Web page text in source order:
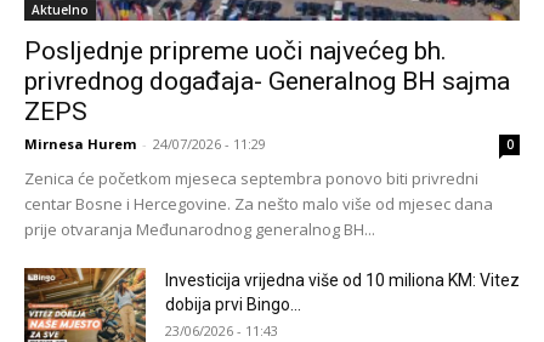
Aktuelno
Posljednje pripreme uoči najvećeg bh.
privrednog događaja- Generalnog BH sajma
ZEPS
Mirnesa Hurem - 24/07/2026 - 11:29 0
Zenica će početkom mjeseca septembra ponovo biti privredni
centar Bosne i Hercegovine. Za nešto malo više od mjesec dana
prije otvaranja Međunarodnog generalnog BH...
Investicija vrijedna više od 10 miliona KM: Vitez
dobija prvi Bingo...
23/06/2026 - 11:43